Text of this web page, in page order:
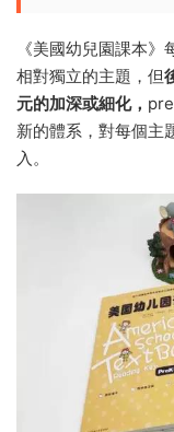
《美國幼兒園課本
相對獨立的主題，但
元的加深或細化，
新的體系，對每個主
入。